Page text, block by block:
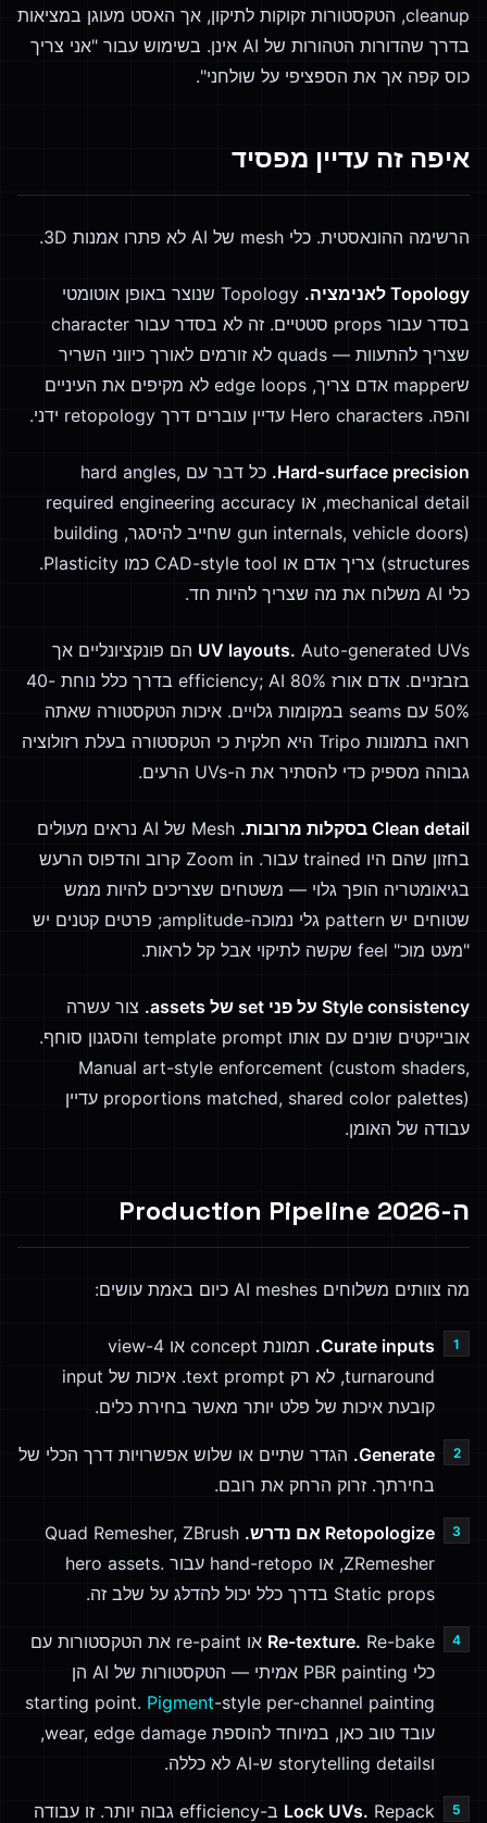
cleanup, הטקסטורות זקוקות לתיקון, אך האסט מעוגן במציאות
בדרך שהדורות הטהורות של AI אינן. בשימוש עבור "אני צריך
כוס קפה אך את הספציפי על שולחני".
איפה זה עדיין מפסיד
הרשימה ההונאסטית. כלי mesh של AI לא פתרו אמנות 3D.
Topology לאנימציה.
Topology שנוצר באופן אוטומטי
בסדר עבור props סטטיים. זה לא בסדר עבור character
שצריך להתעוות — quads לא זורמים לאורך כיווני השריר
שmapper אדם צריך, edge loops לא מקיפים את העיניים
והפה. Hero characters עדיין עוברים דרך retopology ידני.
Hard-surface precision.
כל דבר עם hard angles,
mechanical detail, או required engineering accuracy
(gun internals, vehicle doors שחייב להיסגר, building
structures) צריך אדם או CAD-style tool כמו Plasticity.
כלי AI משלוח את מה שצריך להיות חד.
UV layouts. Auto-generated UVs הם פונקציונליים אך
בזבזניים. אדם אורז 80% efficiency; AI בדרך כלל נוחת 40-
50% עם seams במקומות גלויים. איכות הטקסטורה שאתה
רואה בתמונות Tripo היא חלקית כי הטקסטורה בעלת רזולוציה
גבוהה מספיק כדי להסתיר את ה-UVs הרעים.
Clean detail בסקלות מרובות.
Mesh של AI נראים מעולים
בחזון שהם היו trained עבור. Zoom in קרוב והדפוס הרעש
בגיאומטריה הופך גלוי — משטחים שצריכים להיות ממש
שטוחים יש pattern גלי נמוכה-amplitude; פרטים קטנים יש
"מעט מוכ" feel שקשה לתיקוי אבל קל לראות.
Style consistency על פני set של assets.
צור עשרה
אובייקטים שונים עם אותו template prompt והסגנון סוחף.
Manual art-style enforcement (custom shaders,
proportions matched, shared color palettes) עדיין
עבודה של האומן.
ה-2026 Production Pipeline
מה צוותים משלוחים AI meshes כיום באמת עושים:
Curate inputs.
תמונת concept או 4-view
turnaround, לא רק text prompt. איכות של input
קובעת איכות של פלט יותר מאשר בחירת כלים.
Generate. הגדר שתיים או שלוש אפשרויות דרך הכלי של
בחירתך. זרוק הרחק את רובם.
Retopologize אם נדרש.
Quad Remesher, ZBrush
ZRemesher, או hand-retopo עבור hero assets.
Static props בדרך כלל יכול להדלג על שלב זה.
Re-texture.
Re-bake או re-paint את הטקסטורות עם
כלי PBR painting אמיתי — הטקסטורות של AI הן
starting point. Pigment-style per-channel painting
עובד טוב כאן, במיוחד להוספת wear, edge damage,
וstorytelling details ש-AI לא כללה.
Lock UVs.
Repack ב-efficiency גבוה יותר. זו עבודה